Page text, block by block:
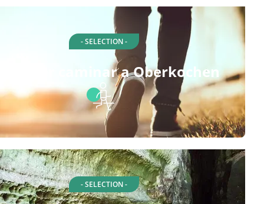
- SELECTION -
per caminar a Oberkochen
- SELECTION -